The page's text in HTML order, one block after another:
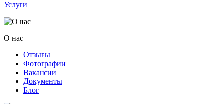
Услуги
О нас
Отзывы
Фотографии
Вакансии
Документы
Блог